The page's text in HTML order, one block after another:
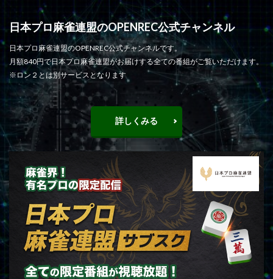
日本プロ麻雀連盟のOPENREC公式チャンネル
日本プロ麻雀連盟のOPENREC公式チャンネルです。
月額840円で日本プロ麻雀連盟がお届けする全ての番組がご覧いただけます。
※ロン２とは別サービスとなります
詳しくみる